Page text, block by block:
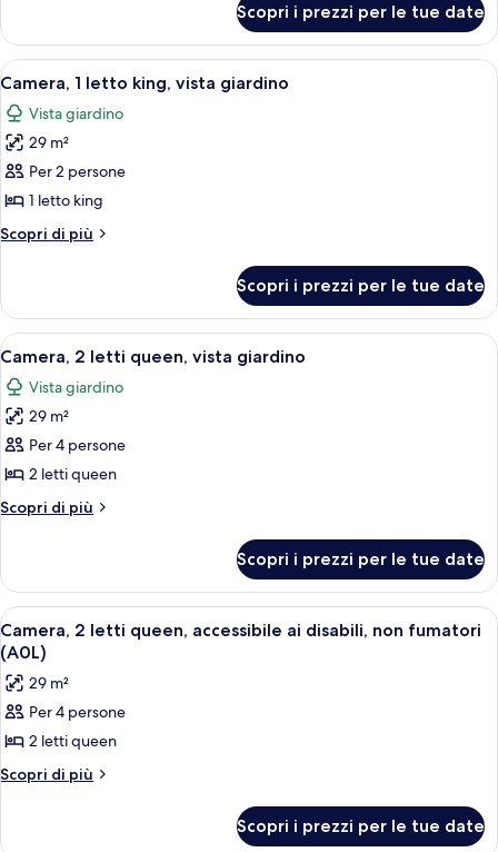
vista
giardino
1
letto
king,
vista
giardino
Scopri i prezzi per le tue date
Apri
tutte
le
foto
per
Camera,
1
letto
vista
giardino
Una camera d'albergo con un letto,
5
Camera, 1 letto king, vista giardino
Vista giardino
29 m²
Per 2 persone
1 letto king
Scopri di più
Altri
1
letto
king,
vista
giardino
Scopri i prezzi per le tue date
Apri
tutte
le
foto
per
Camera,
2
letti
vista
giardino
Una camera d'albergo con due letti,
5
Camera, 2 letti queen, vista giardino
Vista giardino
29 m²
Per 4 persone
2 letti queen
Scopri di più
Altri
2
letti
queen,
vista
giardino
Scopri i prezzi per le tue date
Apri
tutte
le
foto
per
Camera,
2
Una camera d'albergo con due letti,
7
Camera, 2 letti queen, accessibile ai disabili, non fumatori
(A0L)
29 m²
Per 4 persone
2 letti queen
Scopri di più
Altri
Scopri i prezzi per le tue date